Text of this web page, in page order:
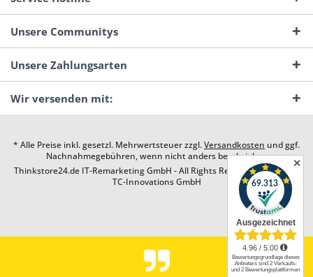
Unsere Communitys
Unsere Zahlungsarten
Wir versenden mit:
* Alle Preise inkl. gesetzl. Mehrwertsteuer zzgl.Versandkosten und ggf.
Nachnahmegebühren, wenn nicht anders beschrieben
Thinkstore24.de IT-Remarketing GmbH - All Rights Reserved. Design by
TC-Innovations GmbH
✕